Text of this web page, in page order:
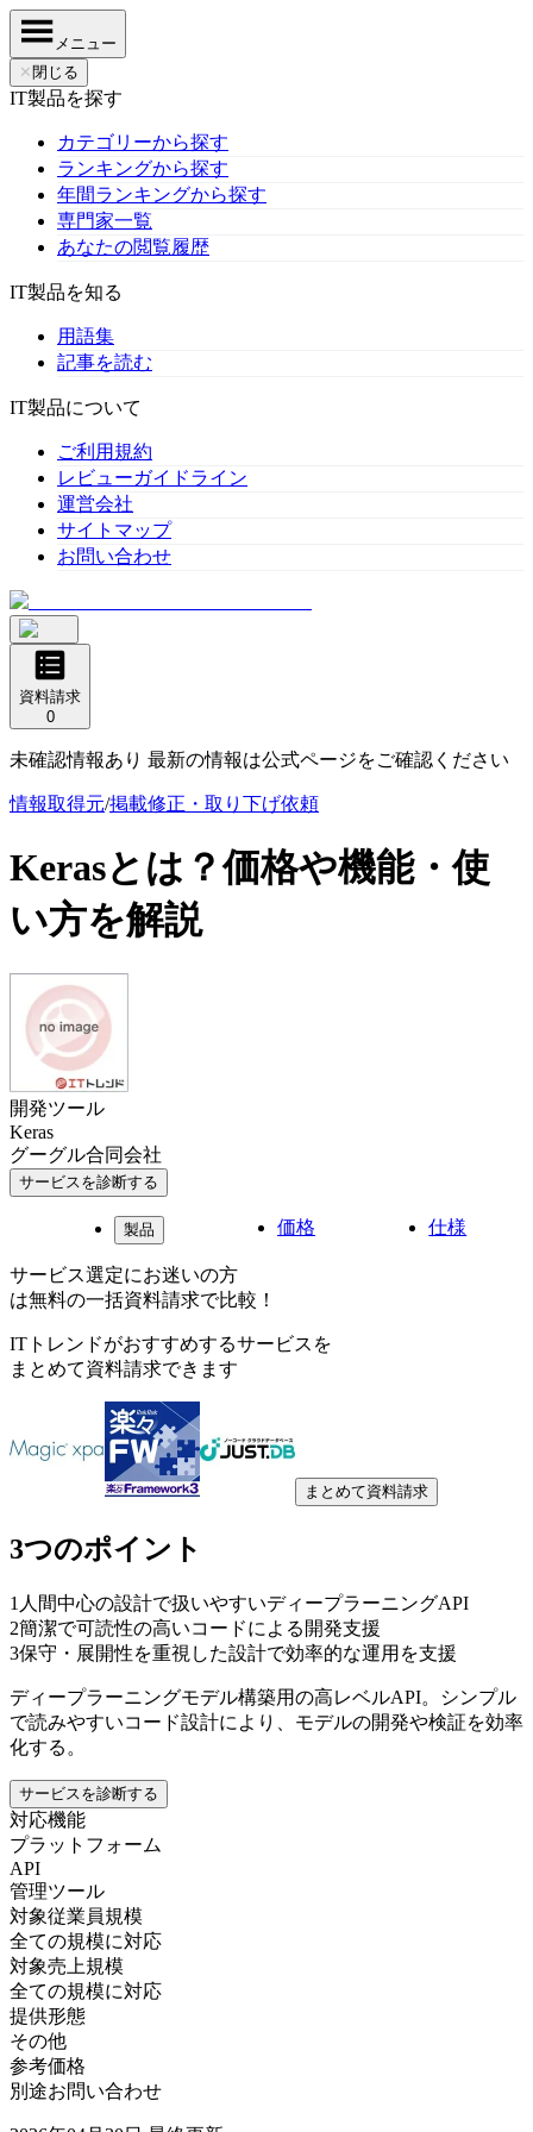
メニュー
✕ 閉じる
IT製品を探す
カテゴリーから探す
ランキングから探す
年間ランキングから探す
専門家一覧
あなたの閲覧履歴
IT製品を知る
用語集
記事を読む
IT製品について
ご利用規約
レビューガイドライン
運営会社
サイトマップ
お問い合わせ
資料請求
0
未確認情報あり 最新の情報は公式ページをご確認ください
情報取得元/掲載修正・取り下げ依頼
Kerasとは？価格や機能・使
い方を解説
開発ツール
Keras
グーグル合同会社
サービスを診断する
製品 価格 仕様
サービス選定にお迷いの方
は無料の一括資料請求で比較！
ITトレンドがおすすめするサービスを
まとめて資料請求できます
まとめて資料請求
3つのポイント
1 人間中心の設計で扱いやすいディープラーニングAPI
2簡潔で可読性の高いコードによる開発支援
3保守・展開性を重視した設計で効率的な運用を支援
ディープラーニングモデル構築用の高レベルAPI。シンプル
で読みやすいコード設計により、モデルの開発や検証を効率
化する。
サービスを診断する
対応機能
プラットフォーム
API
管理ツール
対象従業員規模
全ての規模に対応
対象売上規模
全ての規模に対応
提供形態
その他
参考価格
別途お問い合わせ